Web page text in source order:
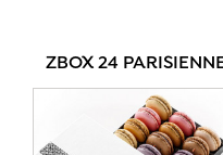
ZBOX 24